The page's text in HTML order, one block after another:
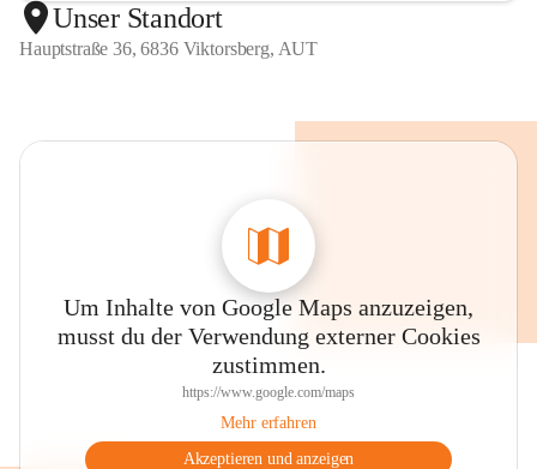
Unser Standort
Hauptstraße 36, 6836 Viktorsberg, AUT
Um Inhalte von Google Maps anzuzeigen,
musst du der Verwendung externer Cookies
zustimmen.
https://www.google.com/maps
Mehr erfahren
Akzeptieren und anzeigen